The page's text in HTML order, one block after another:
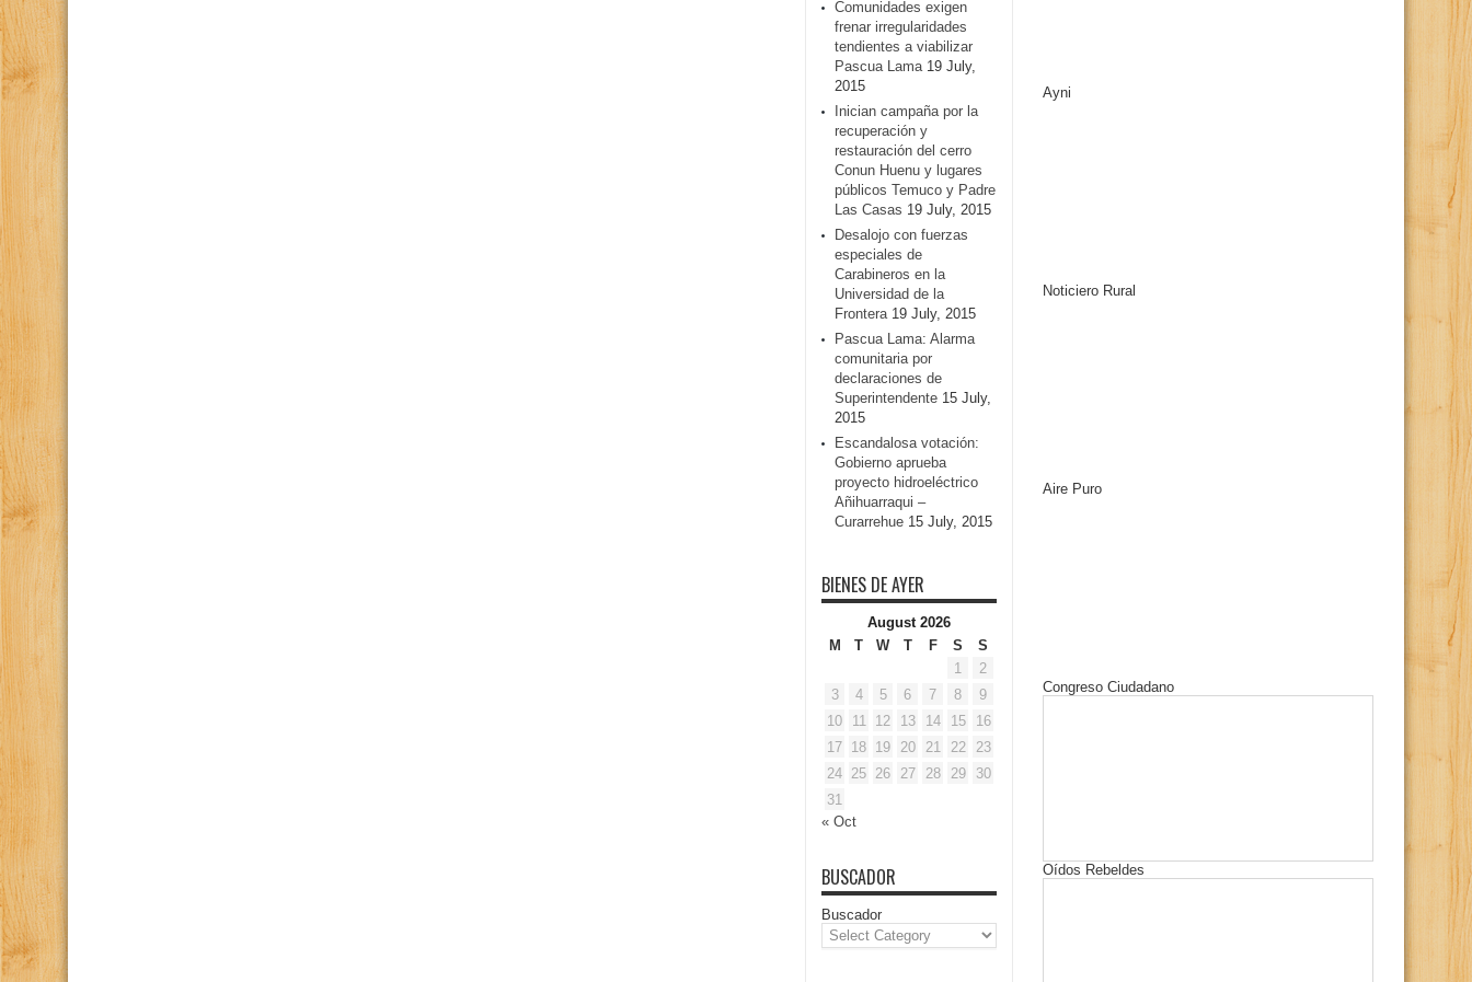
Comunidades exigen
frenar irregularidades
tendientes a viabilizar
Pascua Lama 19 July,
2015
Inician campaña por la
recuperación y
restauración del cerro
Conun Huenu y lugares
públicos Temuco y Padre
Las Casas 19 July, 2015
Desalojo con fuerzas
especiales de
Carabineros en la
Universidad de la
Frontera 19 July, 2015
Pascua Lama: Alarma
comunitaria por
declaraciones de
Superintendente 15 July,
2015
Escandalosa votación:
Gobierno aprueba
proyecto hidroeléctrico
Añihuarraqui –
Curarrehue 15 July, 2015
BIENES DE AYER
August 2026
M
T W T F S
S
1
2
3
4 5 6 7 8
9
10
11 12 13 14 15
16
17 18 19 20 21 22
23
24 25 26 27 28 29
30
31
« Oct
BUSCADOR
Buscador
Ayni
Noticiero Rural
Aire Puro
Congreso Ciudadano
Oídos Rebeldes